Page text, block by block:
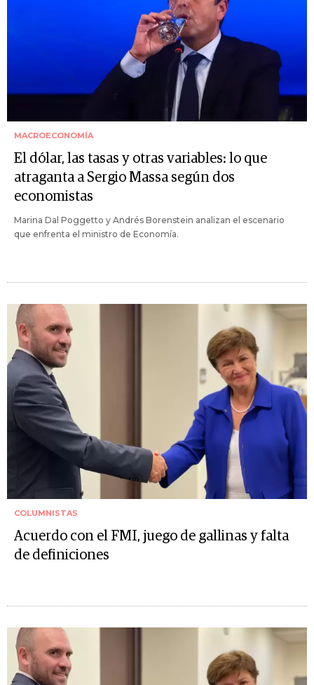
MACROECONOMÍA
El dólar, las tasas y otras variables: lo que
atraganta a Sergio Massa según dos
economistas
Marina Dal Poggetto y Andrés Borenstein analizan el escenario
que enfrenta el ministro de Economía.
COLUMNISTAS
Acuerdo con el FMI, juego de gallinas y falta
de definiciones